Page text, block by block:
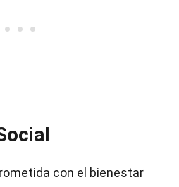
con el bienestar